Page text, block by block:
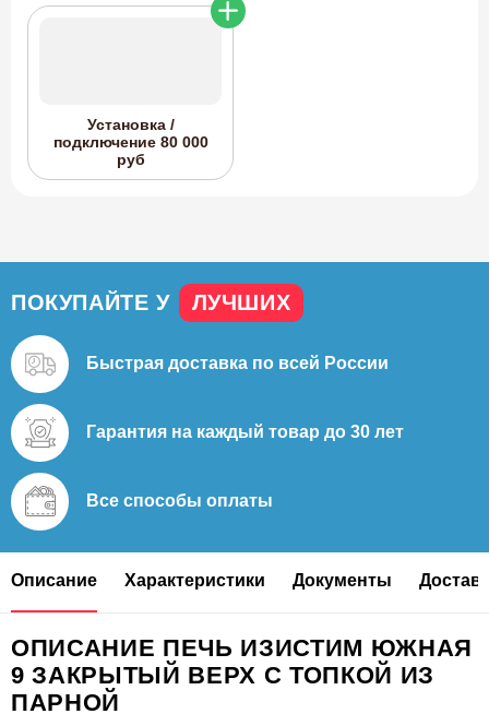
Установка /
подключение 80 000
руб
ПОКУПАЙТЕ У ЛУЧШИХ
Быстрая доставка по всей России
Гарантия на каждый товар до 30 лет
Все способы оплаты
Описание Характеристики Документы
ОПИСАНИЕ ПЕЧЬ ИЗИСТИМ ЮЖНАЯ
9 ЗАКРЫТЫЙ ВЕРХ С ТОПКОЙ ИЗ
ПАРНОЙ